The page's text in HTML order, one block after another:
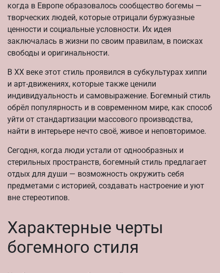
когда в Европе образовалось сообщество богемы —
творческих людей, которые отрицали буржуазные
ценности и социальные условности. Их идея
заключалась в жизни по своим правилам, в поисках
свободы и оригинальности.
В XX веке этот стиль проявился в субкультурах хиппи
и арт-движениях, которые также ценили
индивидуальность и самовыражение. Богемный стиль
обрёл популярность и в современном мире, как способ
уйти от стандартизации массового производства,
найти в интерьере нечто своё, живое и неповторимое.
Сегодня, когда люди устали от однообразных и
стерильных пространств, богемный стиль предлагает
отдых для души — возможность окружить себя
предметами с историей, создавать настроение и уют
вне стереотипов.
Характерные черты
богемного стиля